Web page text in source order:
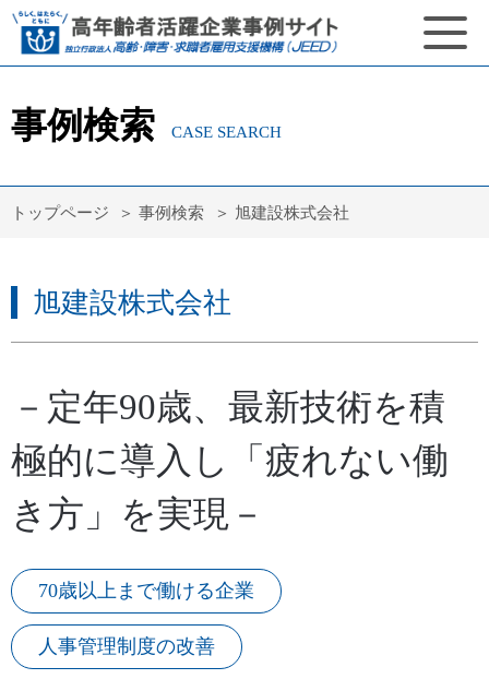
事例検索 CASE SEARCH
トップページ 事例検索 旭建設株式会社
旭建設株式会社
－定年90歳、最新技術を積
極的に導入し「疲れない働
き方」を実現－
70歳以上まで働ける企業
人事管理制度の改善